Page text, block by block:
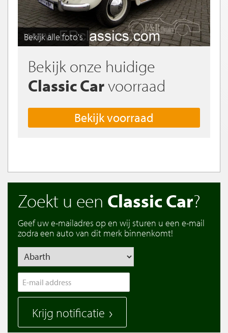
Bekijk alle foto's
Bekijk onze huidige
Classic Carvoorraad
Bekijk voorraad
Zoekt u een Classic Car?
Geef uw e-mailadres op en wij sturen u een e-mail
zodra een auto van dit merk binnenkomt!
Krijg notificatie